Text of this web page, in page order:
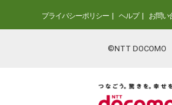
プライバシーポリシー ヘルプ お問い
©NTT DOCOMO